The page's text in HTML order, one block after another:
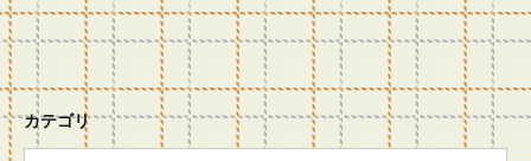
カテゴリ